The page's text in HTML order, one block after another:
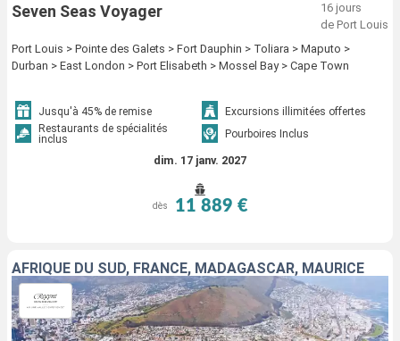
Seven Seas Voyager
16 jours
de Port Louis
Port Louis > Pointe des Galets > Fort Dauphin > Toliara > Maputo >
Durban > East London > Port Elisabeth > Mossel Bay > Cape Town
Jusqu'à 45% de remise
Excursions illimitées offertes
Restaurants de spécialités
inclus
Pourboires Inclus
dim. 17 janv. 2027
dès 11 889 €
AFRIQUE DU SUD, FRANCE, MADAGASCAR, MAURICE